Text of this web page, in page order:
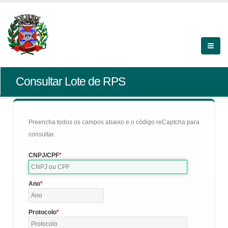
Consultar Lote de RPS
Preencha todos os campos abaixo e o código reCaptcha para
consultar.
CNPJ/CPF
Ano
Protocolo